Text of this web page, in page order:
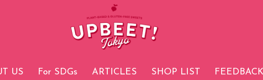
US For SDGs ARTICLES SHOP LIST FEEDBACK